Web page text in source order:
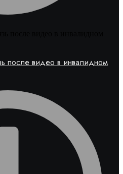
после видео в инвалидном